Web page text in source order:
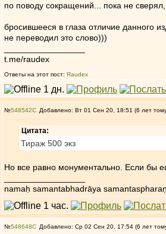
по поводу сокращений... пока не
бросившееся в глаза отличие данного
не переводил это слово)))
t.me/raudex
Ответы на этот пост: Raudex
№548542 Добавлено: Вт 01 Сен 20, 18:51 (6 лет
Цитата:
Тираж 500 экз
Но все равно монументально. Если бы
namaḥ samantabhadrāya
№548648 Добавлено: Ср 02 Сен 20, 17:54 (6 лет